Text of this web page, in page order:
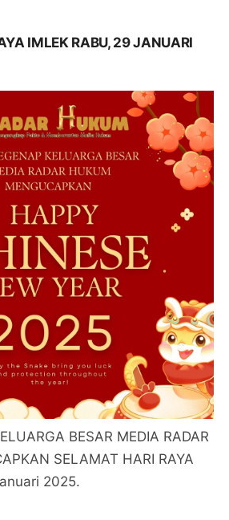
IMLEK RABU, 29 JANUARI
BESAR MEDIA RADAR
SELAMAT HARI RAYA
2025.